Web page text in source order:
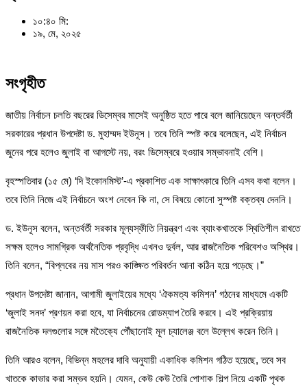
১০:৪০ মি:
১৯, মে, ২০২৫
সংগৃহীত
জাতীয় নির্বাচন চলতি বছরের ডিসেম্বর মাসেই অনুষ্ঠিত হতে পারে বলে জানিয়েছেন অন্তর্বর্তী
সরকারের প্রধান উপদেষ্টা ড. মুহাম্মদ ইউনূস। তবে তিনি স্পষ্ট করে বলেছেন, এই নির্বাচন
জুনের পরে হলেও জুলাই বা আগস্টে নয়, বরং ডিসেম্বরে হওয়ার সম্ভাবনাই বেশি।
বৃহস্পতিবার (১৫ মে) ‘দি ইকোনমিস্ট’-এ প্রকাশিত এক সাক্ষাৎকারে তিনি এসব কথা বলেন।
তবে তিনি নিজে এই নির্বাচনে অংশ নেবেন কি না, সে বিষয়ে কোনো সুস্পষ্ট বক্তব্য দেননি।
ড. ইউনূস বলেন, অন্তর্বর্তী সরকার মূল্যস্ফীতি নিয়ন্ত্রণ এবং ব্যাংকখাতকে স্থিতিশীল রাখতে
সক্ষম হলেও সামগ্রিক অর্থনৈতিক প্রবৃদ্ধি এখনও দুর্বল, আর রাজনৈতিক পরিবেশও অস্থির।
তিনি বলেন, “বিপ্লবের নয় মাস পরও কাঙ্ক্ষিত পরিবর্তন আনা কঠিন হয়ে পড়েছে।”
প্রধান উপদেষ্টা জানান, আগামী জুলাইয়ের মধ্যে ‘ঐকমত্য কমিশন’ গঠনের মাধ্যমে একটি
‘জুলাই সনদ’ প্রণয়ন করা হবে, যা নির্বাচনের রোডম্যাপ তৈরি করবে। এই প্রক্রিয়ায়
রাজনৈতিক দলগুলোর সঙ্গে মতৈক্যে পৌঁছানোই মূল চ্যালেঞ্জ বলে উল্লেখ করেন তিনি।
তিনি আরও বলেন, বিভিন্ন মহলের দাবি অনুযায়ী একাধিক কমিশন গঠিত হয়েছে, তবে সব
খাতকে কাভার করা সম্ভব হয়নি। যেমন, কেউ কেউ তৈরি পোশাক শিল্প নিয়ে একটি পৃথক